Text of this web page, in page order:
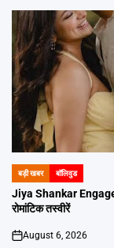
POSTED
IN
बड़ी खबर बॉलिवुड
Jiya Shankar
रोमांटिक तस्वीरें
on
August 6, 2026